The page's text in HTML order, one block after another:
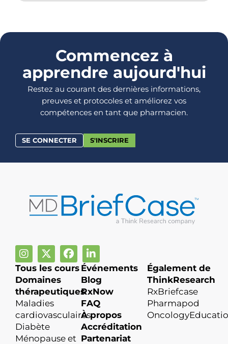
Commencez à
apprendre aujourd'hui
Restez au courant des dernières informations,
preuves et protocoles et améliorez vos
compétences en tant que pharmacien.
SE CONNECTER S'INSCRIRE
Tous les cours
Domaines
thérapeutiques
Maladies
cardiovasculaires
Diabète
Ménopause et
Événements
Blog
RxNow
FAQ
À propos
Accréditation
Partenariat
Également de
ThinkResearch
RxBriefcase
Pharmapod